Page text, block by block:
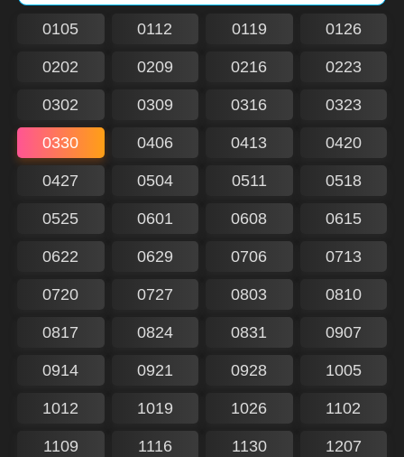
0105 0112 0119 0126
0202 0209 0216 0223
0302 0309 0316 0323
0330 0406 0413 0420
0427 0504 0511 0518
0525 0601 0608 0615
0622 0629 0706 0713
0720 0727 0803 0810
0817 0824 0831 0907
0914 0921 0928 1005
1012 1019 1026 1102
1109 1116 1130 1207